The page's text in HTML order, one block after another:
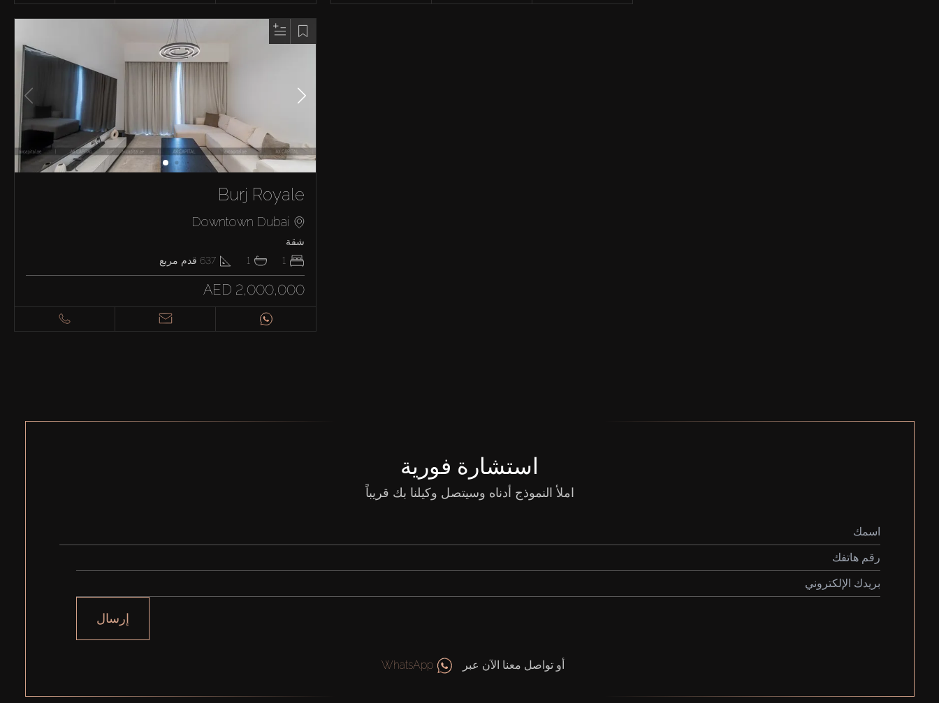
Burj Royale
Downtown Dubai
شقة
1
1
637 قدم مربع
AED 2,000,000
استشارة فورية
املأ النموذج أدناه وسيتصل وكيلنا بك قريباً
إرسال
أو تواصل معنا الآن عبر WhatsApp